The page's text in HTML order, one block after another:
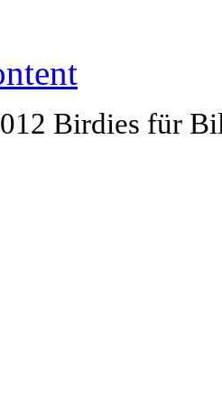
Birdies für